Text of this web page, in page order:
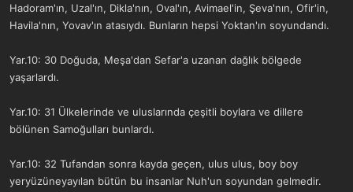
Hadoram'ın, Uzal'ın, Dikla'nın, Oval'ın, Avimael'in, Şeva'nın, Ofir'in,
Havila'nın, Yovav'ın atasıydı. Bunların hepsi Yoktan'ın soyundandı.
Yar.10: 30 Doğuda, Meşa'dan Sefar'a uzanan dağlık bölgede
yaşarlardı.
Yar.10: 31 Ülkelerinde ve uluslarında çeşitli boylara ve dillere
bölünen Samoğulları bunlardı.
Yar.10: 32 Tufandan sonra kayda geçen, ulus ulus, boy boy
yeryüzüneyayılan bütün bu insanlar Nuh'un soyundan gelmedir.